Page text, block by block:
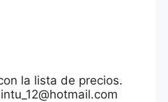
la lista de precios.